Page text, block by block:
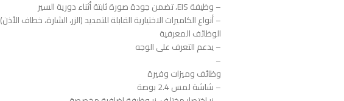
– وظيفة EIS، تضمن جودة صورة ثابتة أثناء دورية السير
– أنواع الكاميرات الاختيارية القابلة للتمديد (الزر، الشارة، خطاف الأذن)
الوظائف المعرفية
– يدعم التعرف على الوجه
–
وظائف وميزات وفيرة
– شاشة لمس 2.4 بوصة